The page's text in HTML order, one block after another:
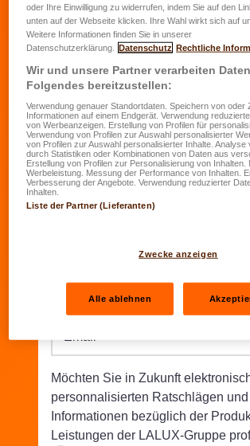
Vorname *
Name*
Geburtsdatum*
TT.MM.JJJJ
Straße/Nr.*
Telefon*
Email
Möchten Sie in Zukunft
personnalisierten Ratschlägen und
Informationen bezüglich der
Leistungen der LALUX-Gruppe
oder Ihre Einwilligung zu widerrufen, indem Sie auf den
unten auf der Webseite klicken. Ihre Wahl wirkt sich auf
Weitere Informationen finden Sie in unserer
Datenschutzerklärung.
Datenschutz Rechtliche
Wir und unsere Partner verarbeiten
Folgendes bereitzustellen:
Verwendung genauer Standortdaten. Speichern von oder
Informationen auf einem Endgerät. Verwendung
von Werbeanzeigen. Erstellung von Profilen für
Verwendung von Profilen zur Auswahl personalisierter
von Profilen zur Auswahl personalisierter Inhalte. Analyse
durch Statistiken oder Kombinationen von Daten aus
Erstellung von Profilen zur Personalisierung von Inhalten.
Werbeleistung. Messung der Performance von Inhalten.
Verbesserung der Angebote. Verwendung reduzierter
Inhalten.
Liste der Partner (Lieferanten)
Zwecke anzeigen
Alle ablehnen